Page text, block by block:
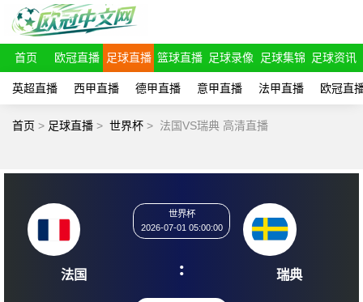
首页 欧冠直播 足球直播 篮球直播 足球录像 足球集锦 足球资讯
英超直播 西甲直播 德甲直播 意甲直播 法甲直播 欧冠直
首页 > 足球直播 > 世界杯 > 法国VS瑞典 高清直播
2026-07-01 05:00:00